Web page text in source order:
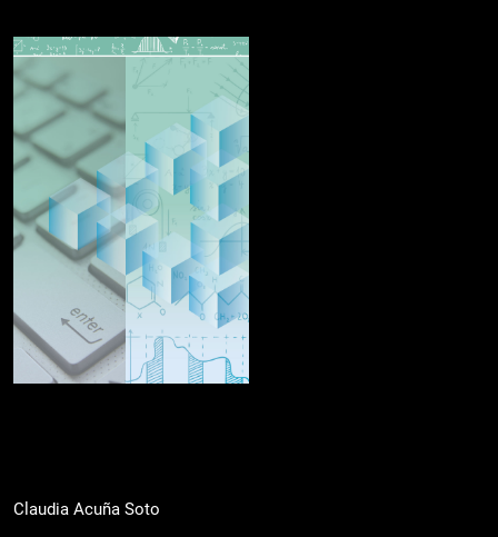
Claudia Acuña Soto